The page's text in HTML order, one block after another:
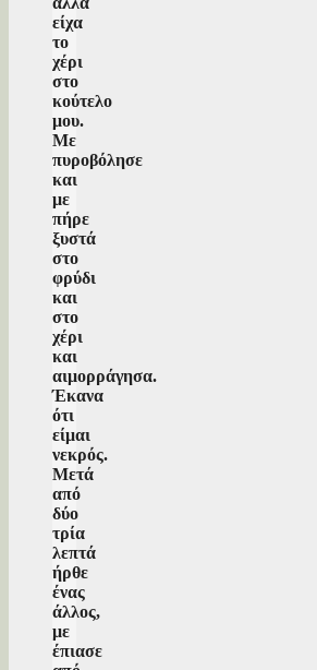
είχα
το
χέρι
στο
κούτελο
μου.
Με
πυροβόλησε
και
με
πήρε
ξυστά
στο
φρύδι
και
στο
χέρι
και
αιμορράγησα.
Έκανα
ότι
είμαι
νεκρός.
Μετά
από
δύο
τρία
λεπτά
ήρθε
ένας
άλλος,
με
έπιασε